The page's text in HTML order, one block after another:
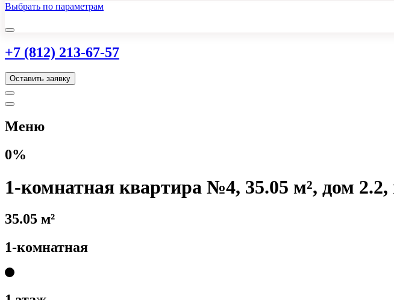
Выбрать по параметрам
+7 (812) 213-67-57
Оставить заявку
Меню
0%
1-комнатная квартира №4, 35.05 м², дом
35.05 м²
1-комнатная